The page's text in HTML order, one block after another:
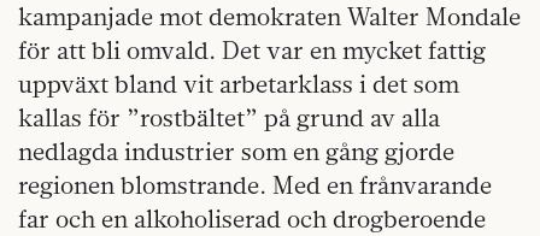
kampanjade mot demokraten Walter Mondale
för att bli omvald. Det var en mycket fattig
uppväxt bland vit arbetarklass i det som
kallas för ”rostbältet” på grund av alla
nedlagda industrier som en gång gjorde
regionen blomstrande. Med en frånvarande
far och en alkoholiserad och drogberoende